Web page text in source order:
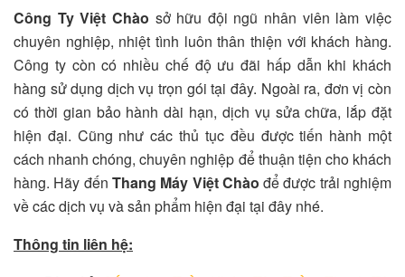
Công Ty Việt Chào sở hữu đội ngũ nhân viên làm việc
chuyên nghiệp, nhiệt tình luôn thân thiện với khách hàng.
Công ty còn có nhiều chế độ ưu đãi hấp dẫn khi khách
hàng sử dụng dịch vụ trọn gói tại đây. Ngoài ra, đơn vị còn
có thời gian bảo hành dài hạn, dịch vụ sửa chữa, lắp đặt
hiện đại. Cũng như các thủ tục đều được tiến hành một
cách nhanh chóng, chuyên nghiệp để thuận tiện cho khách
hàng. Hãy đến Thang Máy Việt Chào để được trải nghiệm
về các dịch vụ và sản phẩm hiện đại tại đây nhé.
Thông tin liên hệ: